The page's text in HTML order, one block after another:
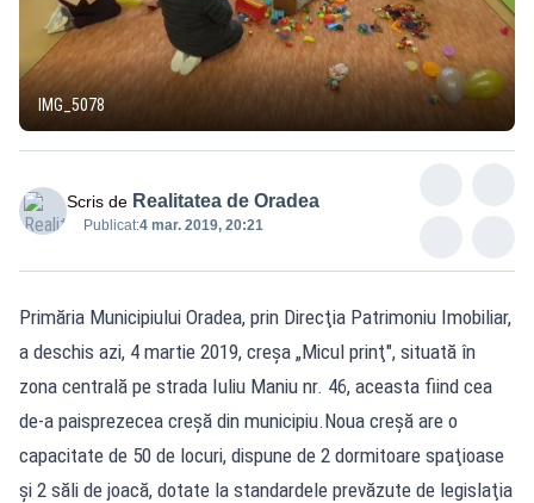
IMG_5078
Scris de Realitatea de Oradea
Publicat:4 mar. 2019, 20:21
Primăria Municipiului Oradea, prin Direcţia Patrimoniu Imobiliar,
a deschis azi, 4 martie 2019, creșa „Micul prinţ", situată în
zona centrală pe strada Iuliu Maniu nr. 46, aceasta fiind cea
de-a paisprezecea creşă din municipiu.Noua creşă are o
capacitate de 50 de locuri, dispune de 2 dormitoare spaţioase
şi 2 săli de joacă, dotate la standardele prevăzute de legislaţia